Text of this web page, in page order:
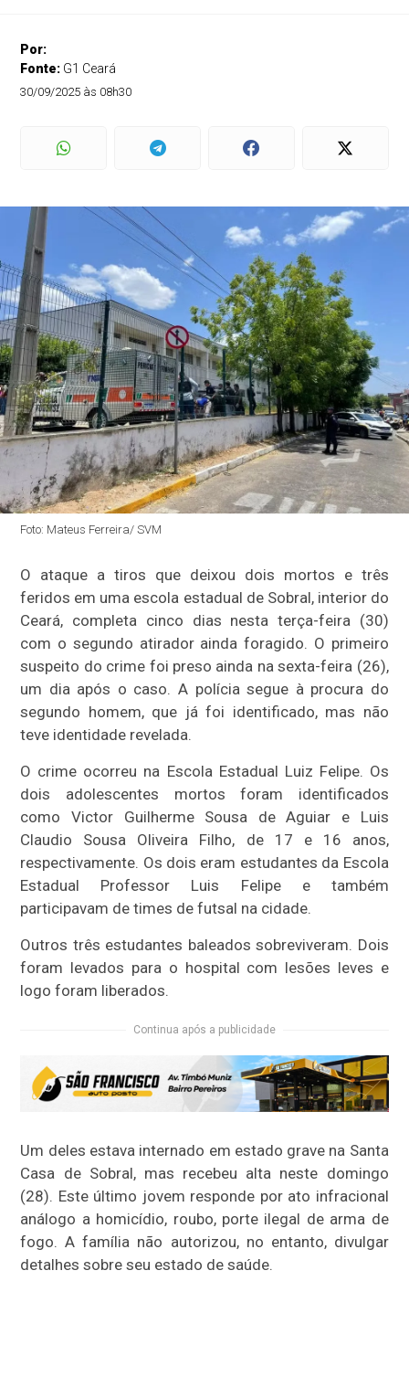
Por:
Fonte: G1 Ceará
30/09/2025 às 08h30
Foto: Mateus Ferreira/ SVM
O ataque a tiros que deixou dois mortos e três
feridos em uma escola estadual de Sobral, interior do
Ceará, completa cinco dias nesta terça-feira (30)
com o segundo atirador ainda foragido. O primeiro
suspeito do crime foi preso ainda na sexta-feira (26),
um dia após o caso. A polícia segue à procura do
segundo homem, que já foi identificado, mas não
teve identidade revelada.
O crime ocorreu na Escola Estadual Luiz Felipe. Os
dois adolescentes mortos foram identificados
como Victor Guilherme Sousa de Aguiar e Luis
Claudio Sousa Oliveira Filho, de 17 e 16 anos,
respectivamente. Os dois eram estudantes da Escola
Estadual Professor Luis Felipe e também
participavam de times de futsal na cidade.
Outros três estudantes baleados sobreviveram. Dois
foram levados para o hospital com lesões leves e
logo foram liberados.
Continua após a publicidade
Um deles estava internado em estado grave na Santa
Casa de Sobral, mas recebeu alta neste domingo
(28). Este último jovem responde por ato infracional
análogo a homicídio, roubo, porte ilegal de arma de
fogo. A família não autorizou, no entanto, divulgar
detalhes sobre seu estado de saúde.